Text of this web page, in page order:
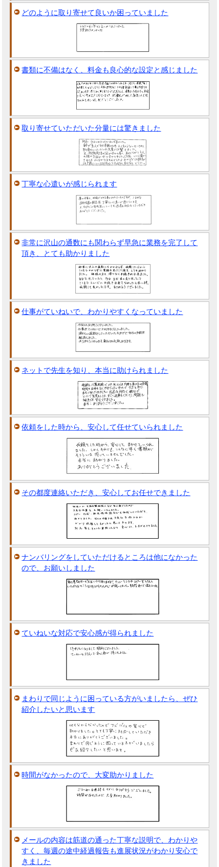
どのように取り寄せて良いか困っていました
書類に不備はなく、料金も良心的な設定と感じました
取り寄せていただいた分量には驚きました
丁寧な心遣いが感じられます
非常に沢山の通数にも関わらず早急に業務を完了して
頂き、とても助かりました
仕事がていねいで、わかりやすくなっていました
ネットで先生を知り、本当に助けられました
依頼をした時から、安心して任せていられました
その都度連絡いただき、安心してお任せできました
ナンバリングをしていただけるところは他になかった
ので、お願いしました
ていねいな対応で安心感が得られました
まわりで同じように困っている方がいましたら、ぜひ
紹介したいと思います
時間がなかったので、大変助かりました
メールの内容は筋道の通った丁寧な説明で、わかりや
すく、毎週の途中経過報告も進展状況がわかり安心で
きました